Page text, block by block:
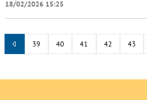
18/02/2026 15:25
39 40 41 42 43